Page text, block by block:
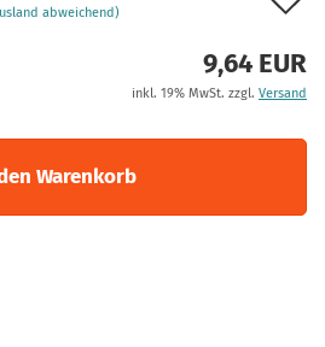
abweichend)
9,64 EUR
inkl. 19% MwSt. zzgl. Versand
Warenkorb